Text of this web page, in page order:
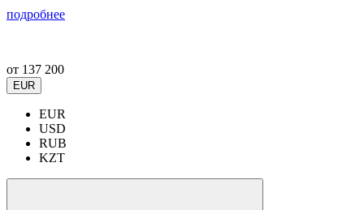
подробнее
от 137 200
EUR
EUR
USD
RUB
KZT